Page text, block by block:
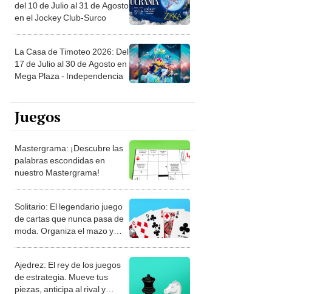
del 10 de Julio al 31 de Agosto
en el Jockey Club-Surco
La Casa de Timoteo 2026: Del
17 de Julio al 30 de Agosto en
Mega Plaza - Independencia
Juegos
Mastergrama: ¡Descubre las
palabras escondidas en
nuestro Mastergrama!
Solitario: El legendario juego
de cartas que nunca pasa de
moda. Organiza el mazo y
Ajedrez: El rey de los juegos
de estrategia. Mueve tus
piezas, anticipa al rival y